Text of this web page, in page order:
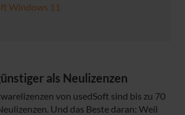
Windows 11
als Neulizenzen
von usedSoft sind bis zu 70
Und das Beste daran: Weil